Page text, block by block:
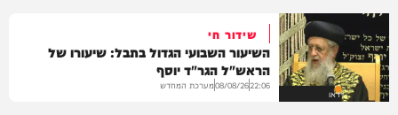
וידאו
שידור חי
השיעור השבועי הגדול בתבל: שיעורו של
הראש"ל הגר"ד יוסף
22:06
08/08/26מערכת המחדש